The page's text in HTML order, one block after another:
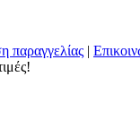
παραγγελίας |